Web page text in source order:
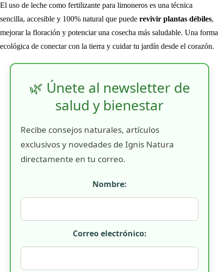
El uso de leche como fertilizante para limoneros es una técnica
sencilla, accesible y 100% natural que puede revivir plantas débiles,
mejorar la floración y potenciar una cosecha más saludable. Una forma
ecológica de conectar con la tierra y cuidar tu jardín desde el corazón.
🌿 Únete al newsletter de
salud y bienestar
Recibe consejos naturales, artículos
exclusivos y novedades de Ignis Natura
directamente en tu correo.
Nombre:
Correo electrónico: